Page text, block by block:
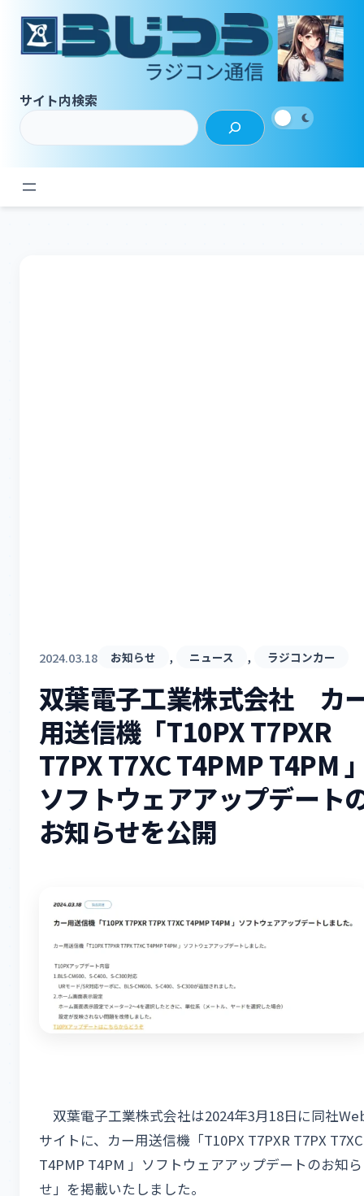
サイト内検索
2024.03.18 お知らせ , ニュース , ラジコンカー
双葉電子工業株式会社 カ
用送信機「T10PX T7PXR
T7PX T7XC T4PMP T4PM
ソフトウェアアップデート
お知らせを公開
双葉電子工業株式会社は2024年3月18日に同社
サイトに、カー用送信機「T10PX T7PXR T7PX T7XC
T4PMP T4PM 」ソフトウェアアップデートのお知ら
せ」を掲載いたしました。